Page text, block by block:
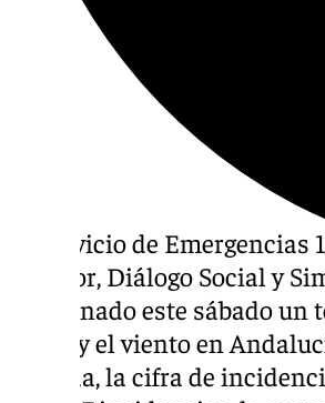
El Servicio de
Interior, Diálogo Social y
coordinado este sábado
lluvia y el viento en
jornada, la cifra de